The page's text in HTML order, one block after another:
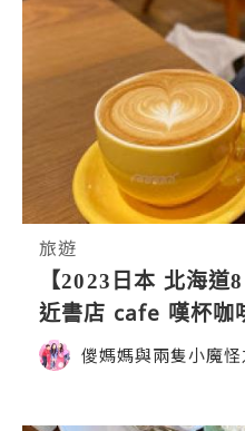
旅遊
【2023日本 北海
近書店 cafe 嘆杯
Espresso&Work-
儍媽媽與兩隻小魔怪